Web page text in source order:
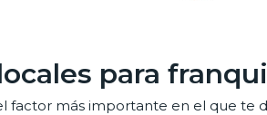
para
factor más importante en el que te